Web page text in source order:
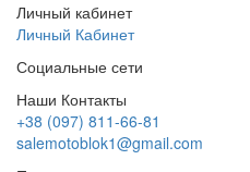
Личный кабинет
Личный Кабинет
Социальные сети
Наши Контакты
+38 (097) 811-66-81
salemotoblok1@gmail.com